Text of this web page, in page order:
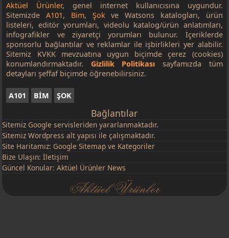
Aktüel Ürünler, genel internet kullanıcısına uygundur.
SitemizdeA101, Bim, Şokve Watsons katalogları, ürün
listeleri, editör yorumları, videolu katalog/ürün anlatımları,
infografikler ve ziyaretçi yorumları bulunur. İçeriklerde
sponsorlu bağlantılar ve reklamlar ile işbirlikleri yer alabilir.
Sitemiz KVKK mevzuatına uygun biçimde çerez (cookies)
konumlandırmaktadır. Gizlilik Politikası sayfamızda tüm
detayları şeffaf biçimde öğrenebilirsiniz.
A101 BİM ŞOK
Bağlantılar
Sitemiz Google servisleriden yararlanmaktadır.
Sitemiz Wordpress alt yapısı ile çalışmaktadır.
Site Haritamız: Google Sitemap ve Kategoriler
Bize Ulaşın:İletişim
Güncel Konular:Aktüel Ürünler News